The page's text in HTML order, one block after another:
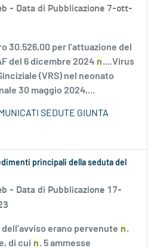
- Data di Pubblicazione 7-ott-
30.526,00 per l’attuazione del
del 6 dicembre 2024 n....Virus
(VRS) nel neonato
30 maggio 2024,...
SEDUTE GIUNTA
principali della seduta del
- Data di Pubblicazione 17-
erano pervenute n.
di cui n. 5 ammesse